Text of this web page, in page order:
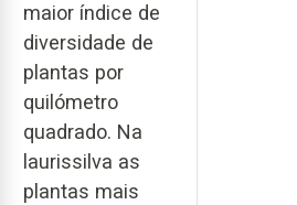
maior índice de
diversidade de
plantas por
quilómetro
quadrado. Na
laurissilva as
plantas mais